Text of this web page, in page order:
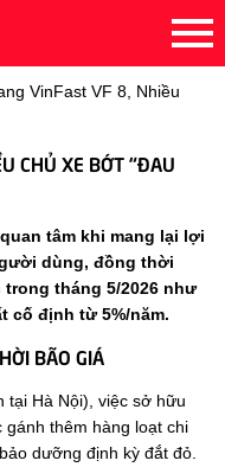
VinFast VF 8, Nhiều
CHỦ XE BỚT “ĐAU
tâm khi mang lại lợi
dùng, đồng thời
tháng 5/2026 như
cố định từ 5%/năm.
BÃO GIÁ
tại Hà Nội), việc sở hữu
thêm hàng loạt chi
dưỡng định kỳ đắt đỏ.